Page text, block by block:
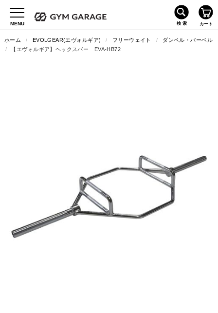
ホーム / EVOLGEAR(エヴォルギア) / フリーウェイト /
ダンベル・バーベル
/
【エヴォルギア】ヘックスバー EVA-HB72